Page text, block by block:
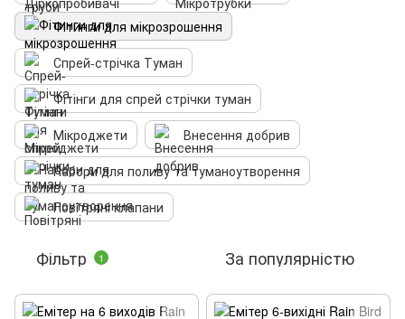
Фітинги для мікрозрошення
Спрей-стрічка Туман
Фітінги для спрей стрічки туман
Мікроджети
Внесення добрив
Набори для поливу та туманоутворення
Повітряні клапани
Фільтр 1 За популярністю